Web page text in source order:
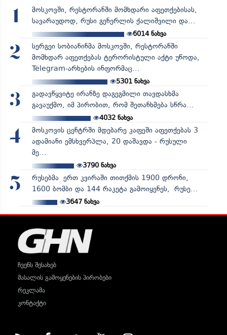
1
მოსკოვში, რესტორანში მომხდარი აფეთქებისას,
სავარაუდოდ, რუსი გენერლის ქალიშვილი და...
6014ნახვა
2
სერგეი სობიანინმა მოსკოვში, რესტორანში
მომხდარ აფეთქებას ტერორისტული აქტი უწოდა,
Telegram-არხების ინფორმაც...
5301ნახვა
3
გადავწყვიტე ირანზე დაგეგმილი თავდასხმა
გავაუქმო, იმ პირობით, რომ შეთანხმება სწრა...
4032ნახვა
4
მოსკოვის ცენტრში მდებარე კაფეში აფეთქებას 3
ადამიანი ემსხვერპლა, 20 დაშავდა - რუსული
მე...
3790ნახვა
5
რუსებმა ერთ კვირაში თითქმის 1900 დრონი,
1600 ბომბი და 144 რაკეტა გამოიყენეს, რუსე...
3647ნახვა
ჩვენს შესახებ
მასალის გამოყენების პირობები
რეკლამა
კონტაქტი